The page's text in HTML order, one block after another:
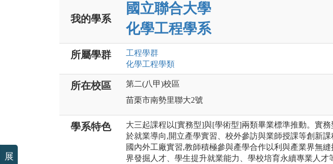
我的學系
國立聯合大學
化學工程學系
所屬學群 工程學群
化學工程學類
所在校區
第二(八甲)校區
苗栗市南勢里聯大2號
學系特色
大三起課程以[實務型]與[學術型]兩類畢業標準推動。實
於就業導向,開立產學實習、校外參訪與業師授課等創新課
國內外工廠實習,教師積極參與產學合作以利與產業界無縫
界發掘人才、學生提升就業能力、學校培育永續專業人才
展